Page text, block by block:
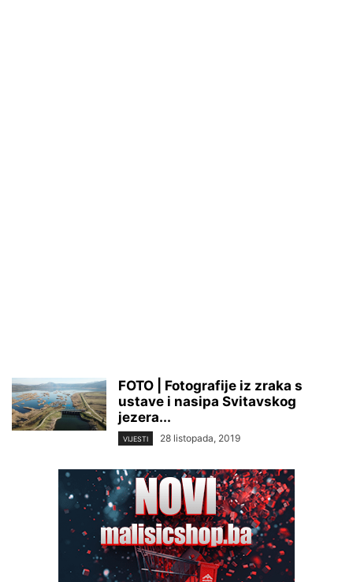
FOTO | Fotografije iz zraka s
ustave i nasipa Svitavskog
jezera...
VIJESTI 28 listopada, 2019